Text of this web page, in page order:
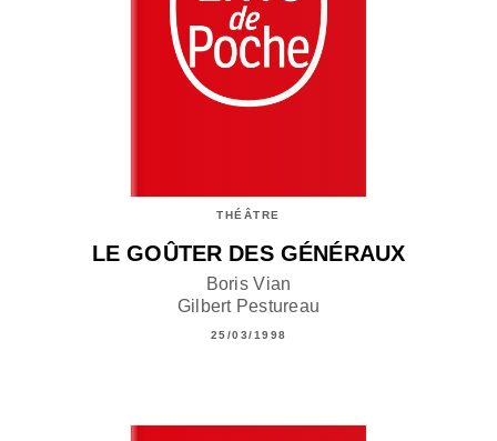
THÉÂTRE
LE GOÛTER DES GÉNÉRAUX
Boris Vian
Gilbert Pestureau
25/03/1998